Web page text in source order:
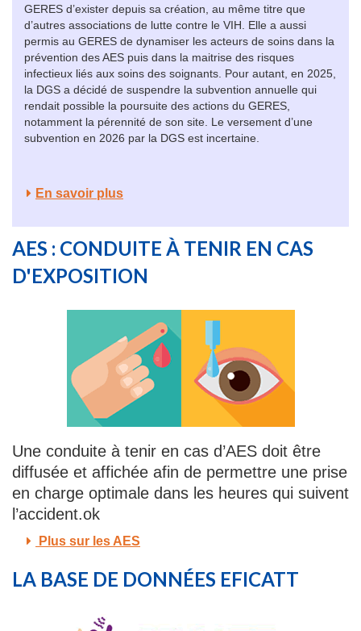
AES : CONDUITE À TENIR EN CAS
D'EXPOSITION
Une conduite à tenir en cas d’AES doit être
diffusée et affichée afin de permettre une prise
en charge optimale dans les heures qui suivent
l’accident.ok
Plus sur les AES
LA BASE DE DONNÉES EFICATT
GERES d’exister depuis sa création, au même titre que
d’autres associations de lutte contre le VIH. Elle a aussi
permis au GERES de dynamiser les acteurs de soins dans la
prévention des AES puis dans la maitrise des risques
infectieux liés aux soins des soignants. Pour autant, en 2025,
la DGS a décidé de suspendre la subvention annuelle qui
rendait possible la poursuite des actions du GERES,
notamment la pérennité de son site. Le versement d’une
subvention en 2026 par la DGS est incertaine.
En savoir plus